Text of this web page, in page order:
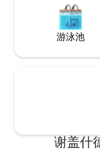
游泳池
谢盖什